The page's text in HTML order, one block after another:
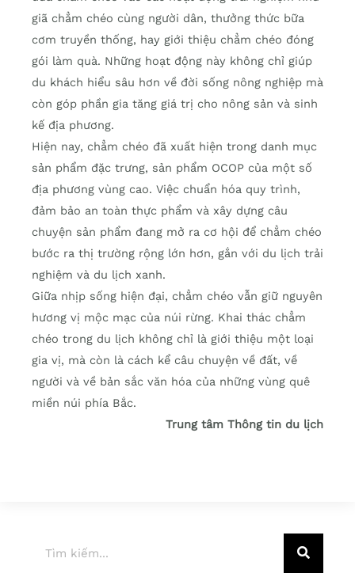
giã chẳm chéo cùng người dân, thưởng thức bữa
cơm truyền thống, hay giới thiệu chẳm chéo đóng
gói làm quà. Những hoạt động này không chỉ giúp
du khách hiểu sâu hơn về đời sống nông nghiệp mà
còn góp phần gia tăng giá trị cho nông sản và sinh
kế địa phương.
Hiện nay, chẳm chéo đã xuất hiện trong danh mục
sản phẩm đặc trưng, sản phẩm OCOP của một số
địa phương vùng cao. Việc chuẩn hóa quy trình,
đảm bảo an toàn thực phẩm và xây dựng câu
chuyện sản phẩm đang mở ra cơ hội để chẳm chéo
bước ra thị trường rộng lớn hơn, gắn với du lịch trải
nghiệm và du lịch xanh.
Giữa nhịp sống hiện đại, chẳm chéo vẫn giữ nguyên
hương vị mộc mạc của núi rừng. Khai thác chẳm
chéo trong du lịch không chỉ là giới thiệu một loại
gia vị, mà còn là cách kể câu chuyện về đất, về
người và về bản sắc văn hóa của những vùng quê
miền núi phía Bắc.
Trung tâm Thông tin du lịch